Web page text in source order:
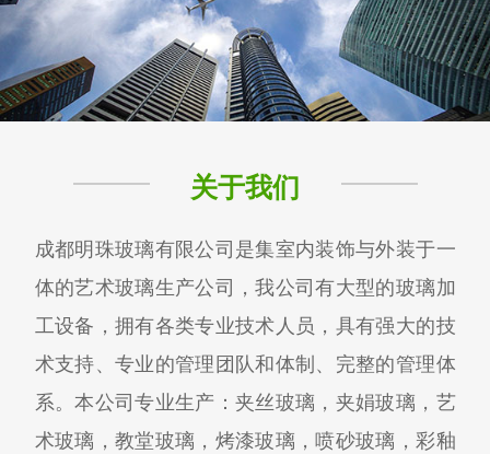
关于我们
成都明珠玻璃有限公司是集室内装饰与外装于一
体的艺术玻璃生产公司，我公司有大型的玻璃加
工设备，拥有各类专业技术人员，具有强大的技
术支持、专业的管理团队和体制、完整的管理体
系。本公司专业生产：夹丝玻璃，夹娟玻璃，艺
术玻璃，教堂玻璃，烤漆玻璃，喷砂玻璃，彩釉